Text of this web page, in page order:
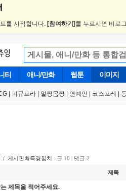
를 시작합니다. [참여하기] 를 누르시면 비로
티 애니/만화 웹툰 이미지
피규프라 얼짱몸짱 연예인 코스프레
/ 게시판획득경험치 : 글 10 | 댓글 2
제목
제목을 적어주세요.